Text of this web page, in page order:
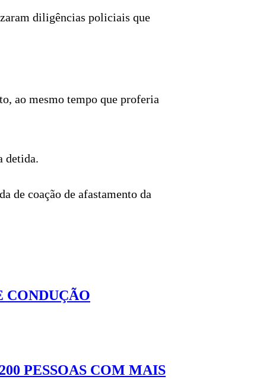
diligências policiais que
ao mesmo tempo que proferia
detida.
de coação de afastamento da
CONDUÇÃO
PESSOAS COM MAIS